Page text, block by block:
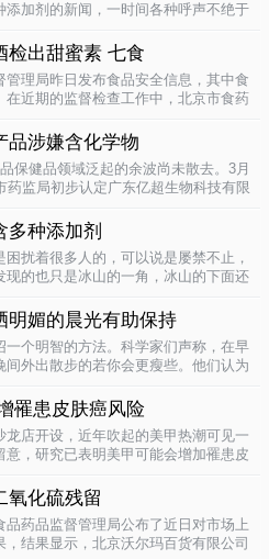
添加剂的新闻，一时间各种呼声不绝于
壮中国人 ，到底让儿童强壮起来的是牛
市中的儿童牛..
检出甜蜜素 七食
管理局昨日发布食品安全信息，其中食
在近期的监督检查工作中，北京市食药
有限公司生产的 艾尔 听装黑啤酒，检出
北京市..
品涉嫌含化学物
保健品领域泛起的余波尚未散去。3月
药监局初步认定广东亿超生物科技有限
伪劣产品罪，决定将案件移送汕头市公
多种添加剂
扰着很多人的，可以说是屡禁不止，
现的也只是冰山的一角，冰山的下面还
的过程中的必经之路吧，但是，人们
定的代价，尤其..
明媚的晨光有助保持
一个明智的方法。科学家们声称，在早
间外出散步的若你会更瘦些。他们认为
性和女性研究参与者在手腕上戴上监控
星期内晒太阳..
罹患皮肤癌风险
龙店开设，近年吹起的美甲热潮可见一
意，研究已表明美甲可能会增加罹患皮
可以防止指甲断裂。但专家表示，美
胶的光疗..
氧化硫残留
品药品监督管理局公布了近日对市场上
，结果显示，北京沃尔玛百货有限公司